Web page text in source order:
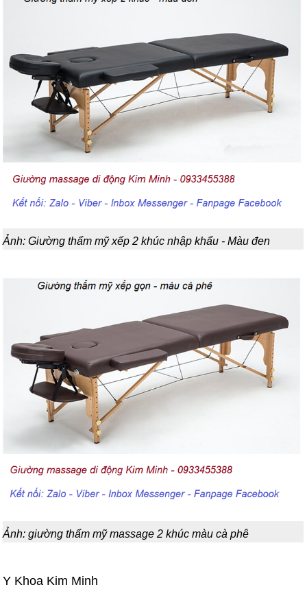
Ảnh: Giường thẩm mỹ xếp 2 khúc nhập khẩu - Màu đen
Ảnh: giường thẩm mỹ massage 2 khúc màu cà phê
Y Khoa Kim Minh